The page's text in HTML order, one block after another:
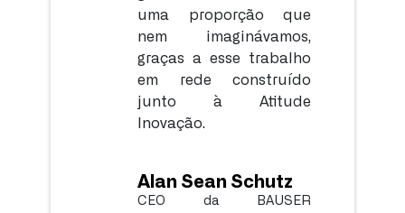
uma proporção que
nem imaginávamos,
graças a esse trabalho
em rede construído
junto à Atitude
Inovação.
Alan Sean Schutz
CEO da BAUSER